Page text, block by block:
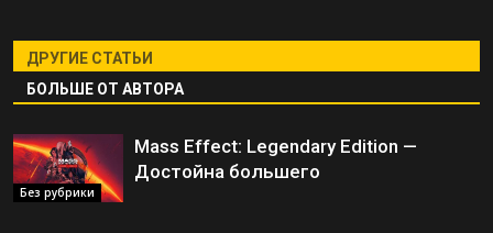
ДРУГИЕ СТАТЬИ
БОЛЬШЕ ОТ АВТОРА
Без рубрики
Mass Effect: Legendary Edition —
Достойна большего